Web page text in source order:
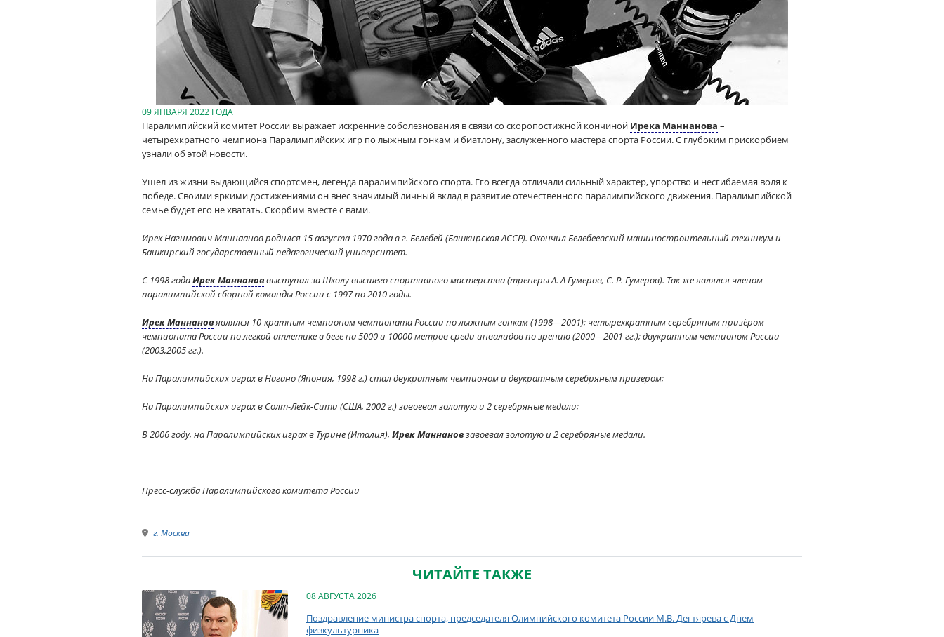
09 ЯНВАРЯ 2022 ГОДА
Паралимпийский комитет России выражает искренние соболезнования в связи со скоропостижной кончиной Ирека Маннанова –
четырехкратного чемпиона Паралимпийских игр по лыжным гонкам и биатлону, заслуженного мастера спорта России. С глубоким прискорбием
узнали об этой новости.
Ушел из жизни выдающийся спортсмен, легенда паралимпийского спорта. Его всегда отличали сильный характер, упорство и несгибаемая воля к
победе. Своими яркими достижениями он внес значимый личный вклад в развитие отечественного паралимпийского движения. Паралимпийской
семье будет его не хватать. Скорбим вместе с вами.
Ирек Нагимович Маннаанов родился 15 августа 1970 года в г. Белебей (Башкирская АССР). Окончил Белебеевский машиностроительный техникум и
Башкирский государственный педагогический университет.
С 1998 годаИрек Маннановвыступал за Школу высшего спортивного мастерства (тренеры А. А Гумеров, С. Р. Гумеров). Так же являлся членом
паралимпийской сборной команды России с 1997 по 2010 годы.
Ирек Маннановявлялся 10-кратным чемпионом чемпионата России по лыжным гонкам (1998—2001); четырехкратным серебряным призёром
чемпионата России по легкой атлетике в беге на 5000 и 10000 метров среди инвалидов по зрению (2000—2001 гг.); двукратным чемпионом России
(2003,2005 гг.).
На Паралимпийских играх в Нагано (Япония, 1998 г.) стал двукратным чемпионом и двукратным серебряным призером;
На Паралимпийских играх в Солт-Лейк-Сити (США, 2002 г.) завоевал золотую и 2 серебряные медали;
В 2006 году, на Паралимпийских играх в Турине (Италия), Ирек Маннановзавоевал золотую и 2 серебряные медали.
Пресс-служба Паралимпийского комитета России
г. Москва
ЧИТАЙТЕ ТАКЖЕ
08 АВГУСТА 2026
Поздравление министра спорта, председателя Олимпийского комитета России М.В. Дегтярева с Днем
физкультурника